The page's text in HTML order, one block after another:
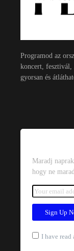
Programod az
koncert, fesztivál,
gyorsan és
Maradj
hogy ne
I have